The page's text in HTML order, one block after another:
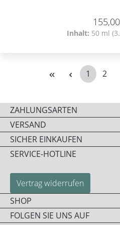
Inhalt: 50 ml
Seite
1 2
ZAHLUNGSARTEN
VERSAND
SICHER EINKAUFEN
SERVICE-HOTLINE
Vertrag widerrufen
SHOP
FOLGEN SIE UNS AUF